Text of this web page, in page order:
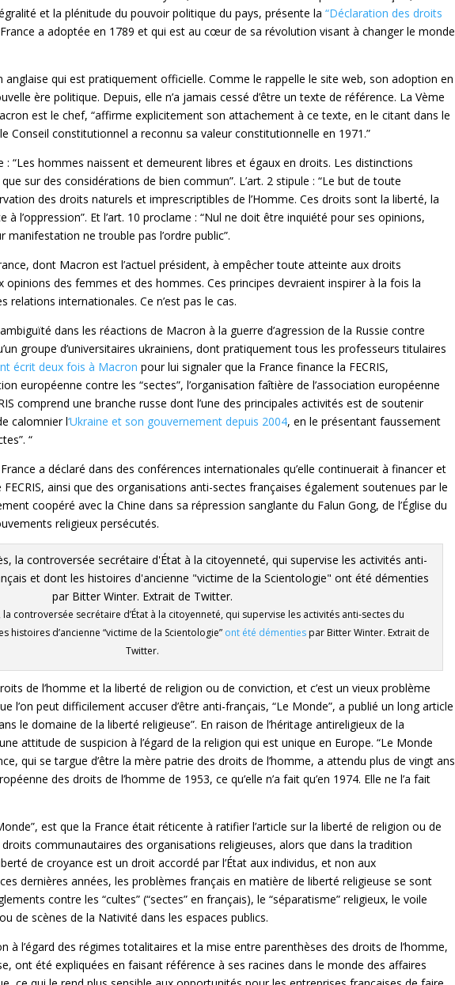
et la plénitude du pouvoir politique du pays, présente la“Déclaration des droits
a adoptée en 1789 et qui est au cœur de sa révolution visant à changer le monde
qui est pratiquement officielle. Comme le rappelle le site web, son adoption en
ère politique. Depuis, elle n’a jamais cessé d’être un texte de référence. La Vème
est le chef, “affirme explicitement son attachement à ce texte, en le citant dans le
Conseil constitutionnel a reconnu sa valeur constitutionnelle en 1971.”
: “Les hommes naissent et demeurent libres et égaux en droits. Les distinctions
sur des considérations de bien commun”. L’art. 2 stipule : “Le but de toute
des droits naturels et imprescriptibles de l’Homme. Ces droits sont la liberté, la
l’oppression”. Et l’art. 10 proclame : “Nul ne doit être inquiété pour ses opinions,
ne trouble pas l’ordre public”.
dont Macron est l’actuel président, à empêcher toute atteinte aux droits
des femmes et des hommes. Ces principes devraient inspirer à la fois la
relations internationales. Ce n’est pas le cas.
dans les réactions de Macron à la guerre d’agression de la Russie contre
groupe d’universitaires ukrainiens, dont pratiquement tous les professeurs titulaires
écrit deux fois à Macron pour lui signaler que la France finance la FECRIS,
européenne contre les “sectes”, l’organisation faîtière de l’association européenne
comprend une branche russe dont l’une des principales activités est de soutenir
calomnier l‘Ukraine et son gouvernement depuis 2004, en le présentant faussement
“
a déclaré dans des conférences internationales qu’elle continuerait à financer et
FECRIS, ainsi que des organisations anti-sectes françaises également soutenues par le
coopéré avec la Chine dans sa répression sanglante du Falun Gong, de l’Église du
religieux persécutés.
la controversée secrétaire d’État à la citoyenneté, qui supervise les activités anti-sectes du
histoires d’ancienne “victime de la Scientologie” ont été démenties par Bitter Winter. Extrait de
Twitter.
de l’homme et la liberté de religion ou de conviction, et c’est un vieux problème
l’on peut difficilement accuser d’être anti-français, “Le Monde”, a publié un long article
le domaine de la liberté religieuse”. En raison de l’héritage antireligieux de la
attitude de suspicion à l’égard de la religion qui est unique en Europe. “Le Monde
qui se targue d’être la mère patrie des droits de l’homme, a attendu plus de vingt ans
des droits de l’homme de 1953, ce qu’elle n’a fait qu’en 1974. Elle ne l’a fait
est que la France était réticente à ratifier l’article sur la liberté de religion ou de
communautaires des organisations religieuses, alors que dans la tradition
de croyance est un droit accordé par l’État aux individus, et non aux
dernières années, les problèmes français en matière de liberté religieuse se sont
contre les “cultes” (“sectes” en français), le “séparatisme” religieux, le voile
de scènes de la Nativité dans les espaces publics.
à l’égard des régimes totalitaires et la mise entre parenthèses des droits de l’homme,
ont été expliquées en faisant référence à ses racines dans le monde des affaires